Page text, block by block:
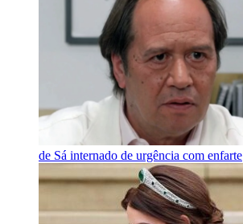
de Sá internado de urgência com enfarte